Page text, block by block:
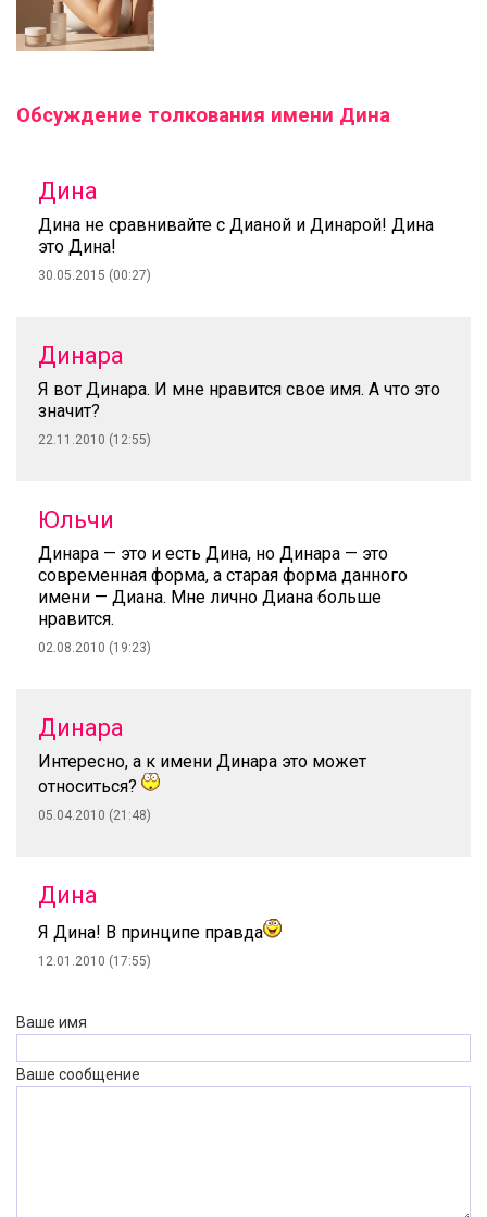
Обсуждение толкования имени Дина
Дина
Дина не сравнивайте с Дианой и Динарой! Дина
это Дина!
30.05.2015 (00:27)
Динара
Я вот Динара. И мне нравится свое имя. А что это
значит?
22.11.2010 (12:55)
Юльчи
Динара — это и есть Дина, но Динара — это
современная форма, а старая форма данного
имени — Диана. Мне лично Диана больше
нравится.
02.08.2010 (19:23)
Динара
Интересно, а к имени Динара это может
относиться?
05.04.2010 (21:48)
Дина
Я Дина! В принципе правда
12.01.2010 (17:55)
Ваше имя
Ваше сообщение